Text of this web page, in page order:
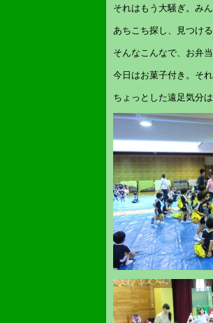
それはもう大騒ぎ。み
あちこち探し、見つけ
そんなこんなで、お弁
今日はお菓子付き。そ
ちょっとした遠足気分